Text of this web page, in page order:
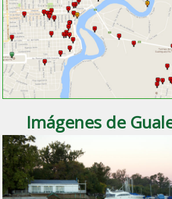
Imágenes de